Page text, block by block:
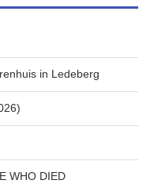
in Ledeberg
WHO DIED